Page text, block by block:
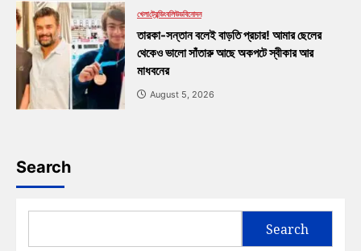
খেলাট্রেন্ডিংবলিউডবিনোদন
তারকা-সন্তান বলেই বাড়তি প্রচার! আমার ছেলের
থেকেও ভালো সাঁতারু আছে অকপটে স্বীকার আর
মাধবনের
August 5, 2026
Search
Search